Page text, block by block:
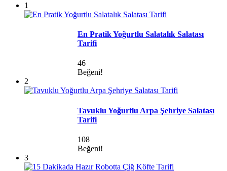
1
En Pratik Yoğurtlu Salatalık Salatası
Tarifi
46
Beğeni!
2
Tavuklu Yoğurtlu Arpa Şehriye Salatası
Tarifi
108
Beğeni!
3